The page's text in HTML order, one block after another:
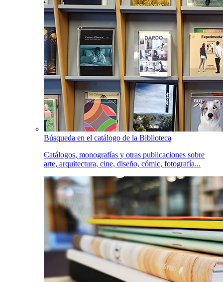
Búsqueda en el catálogo de la Biblioteca
Catálogos, monografías y otras publicaciones sobre
arte, arquitectura, cine, diseño, cómic, fotografía...